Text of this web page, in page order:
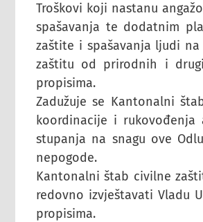
Troškovi koji nastanu
spašavanja te dodatnim
zaštite i spašavanja ljudi
zaštitu od prirodnih i
propisima.
Zadužuje se Kantonalni
koordinacije i
stupanja na snagu ove
nepogode.
Kantonalni štab civilne
redovno izvještavati Vladu
propisima.